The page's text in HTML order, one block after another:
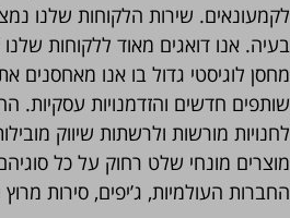
לקמעונאים. שירות הלקוחות שלנו
בעיה. אנו דואגים מאוד ללקוחות
מחסן לוגיסטי גדול בו אנו
שותפים חדשים והזדמנויות עסקיות.
לחנויות מורשות ולרשתות שיווק
מוצרים מונחי שלט רחוק על כל
החברות העולמיות, ג’יפים, סירות מרוץ